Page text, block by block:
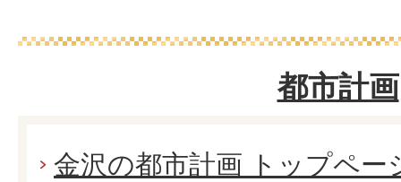
都市計画
金沢の都市計画 トップペー